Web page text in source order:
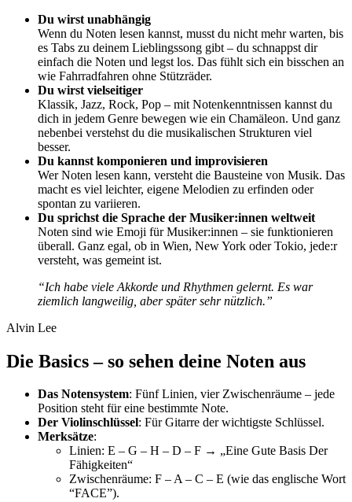
Du wirst unabhängig
Wenn du Noten lesen kannst, musst du nicht mehr warten, bis
es Tabs zu deinem Lieblingssong gibt – du schnappst dir
einfach die Noten und legst los. Das fühlt sich ein bisschen an
wie Fahrradfahren ohne Stützräder.
Du wirst vielseitiger
Klassik, Jazz, Rock, Pop – mit Notenkenntnissen kannst du
dich in jedem Genre bewegen wie ein Chamäleon. Und ganz
nebenbei verstehst du die musikalischen Strukturen viel
besser.
Du kannst komponieren und improvisieren
Wer Noten lesen kann, versteht die Bausteine von Musik. Das
macht es viel leichter, eigene Melodien zu erfinden oder
spontan zu variieren.
Du sprichst die Sprache der Musiker:innen weltweit
Noten sind wie Emoji für Musiker:innen – sie funktionieren
überall. Ganz egal, ob in Wien, New York oder Tokio, jede:r
versteht, was gemeint ist.
“Ich habe viele Akkorde und Rhythmen gelernt. Es war
ziemlich langweilig, aber später sehr nützlich.”
Alvin Lee
Die Basics – so sehen deine Noten aus
Das Notensystem: Fünf Linien, vier Zwischenräume – jede
Position steht für eine bestimmte Note.
Der Violinschlüssel: Für Gitarre der wichtigste Schlüssel.
Merksätze:
Linien: E – G – H – D – F → „Eine Gute Basis Der
Fähigkeiten“
Zwischenräume: F – A – C – E (wie das englische Wort
“FACE”).